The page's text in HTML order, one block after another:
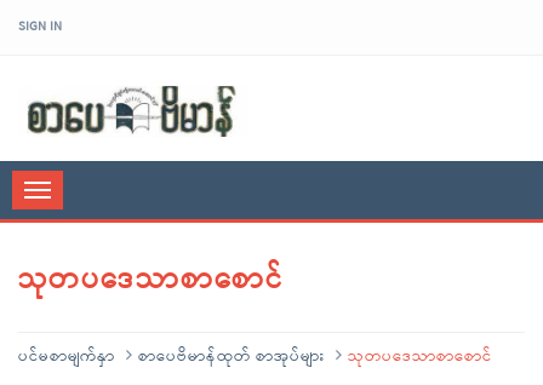
SIGN IN
Toggle
navigation
သုတပဒေသာစာစောင်
ပင်မစာမျက်နှာ စာပေဗိမာန်ထုတ် စာအုပ်များ သုတပဒေသာစာစောင်